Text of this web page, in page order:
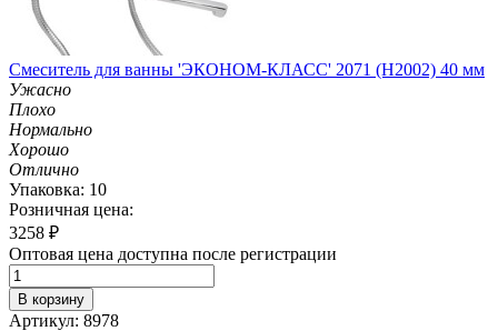
Смеситель для ванны 'ЭКОНОМ-КЛАСС' 2071 (H2002) 40 мм
Ужасно
Плохо
Нормально
Хорошо
Отлично
Упаковка: 10
Розничная цена:
3258 ₽
Оптовая цена доступна после регистрации
В корзину
Артикул: 8978